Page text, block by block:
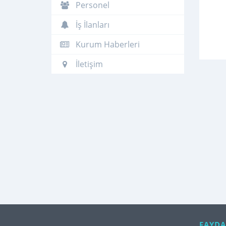
Personel
İş İlanları
Kurum Haberleri
İletişim